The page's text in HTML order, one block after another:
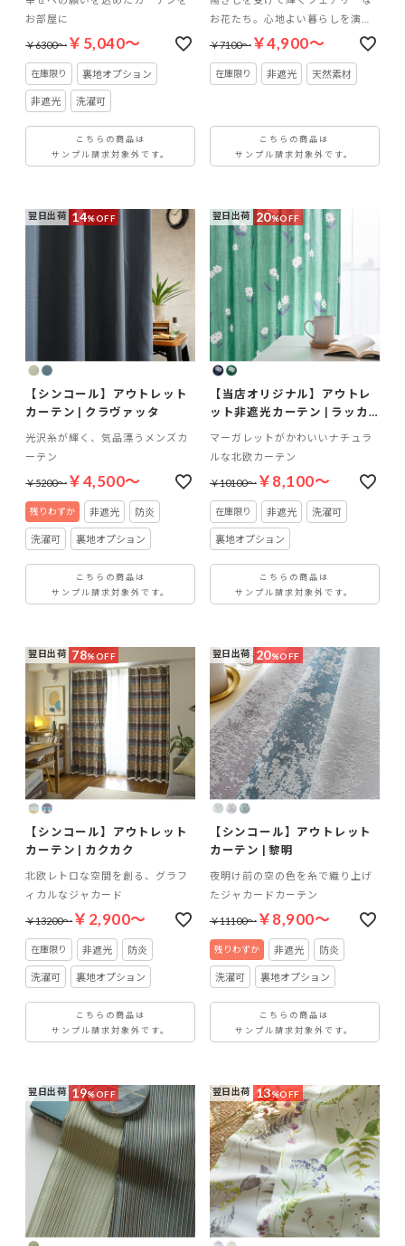
お部屋に
￥6300～￥5,040～
裏地オプション
非遮光 洗濯可
こちらの商品は
サンプル請求対象外です。
お花たち。心地よい暮らしを演出
するコットンカーテン
￥7100～￥4,900～
非遮光 天然素材
こちらの商品は
サンプル請求対象外です。
翌日出荷 14%OFF
【シンコール】アウトレット
カーテン | クラヴァッタ
光沢糸が輝く、気品漂うメンズカ
ーテン
￥5200～￥4,500～
非遮光 防炎
洗濯可 裏地オプション
こちらの商品は
サンプル請求対象外です。
翌日出荷 20%OFF
【当店オリジナル】アウトレ
ット非遮光カーテン | ラッカ
マーガレットがかわいいナチュラ
ルな北欧カーテン
￥10100～￥8,100～
非遮光 洗濯可
裏地オプション
こちらの商品は
サンプル請求対象外です。
翌日出荷 78%OFF
【シンコール】アウトレット
カーテン | カクカク
北欧レトロな空間を創る、グラフ
ィカルなジャカード
￥13200～￥2,900～
非遮光 防炎
洗濯可 裏地オプション
こちらの商品は
サンプル請求対象外です。
翌日出荷 20%OFF
【シンコール】アウトレット
カーテン | 黎明
夜明け前の空の色を糸で織り上げ
たジャカードカーテン
￥11100～￥8,900～
非遮光 防炎
洗濯可 裏地オプション
こちらの商品は
サンプル請求対象外です。
翌日出荷 19%OFF 翌日出荷 13%OFF